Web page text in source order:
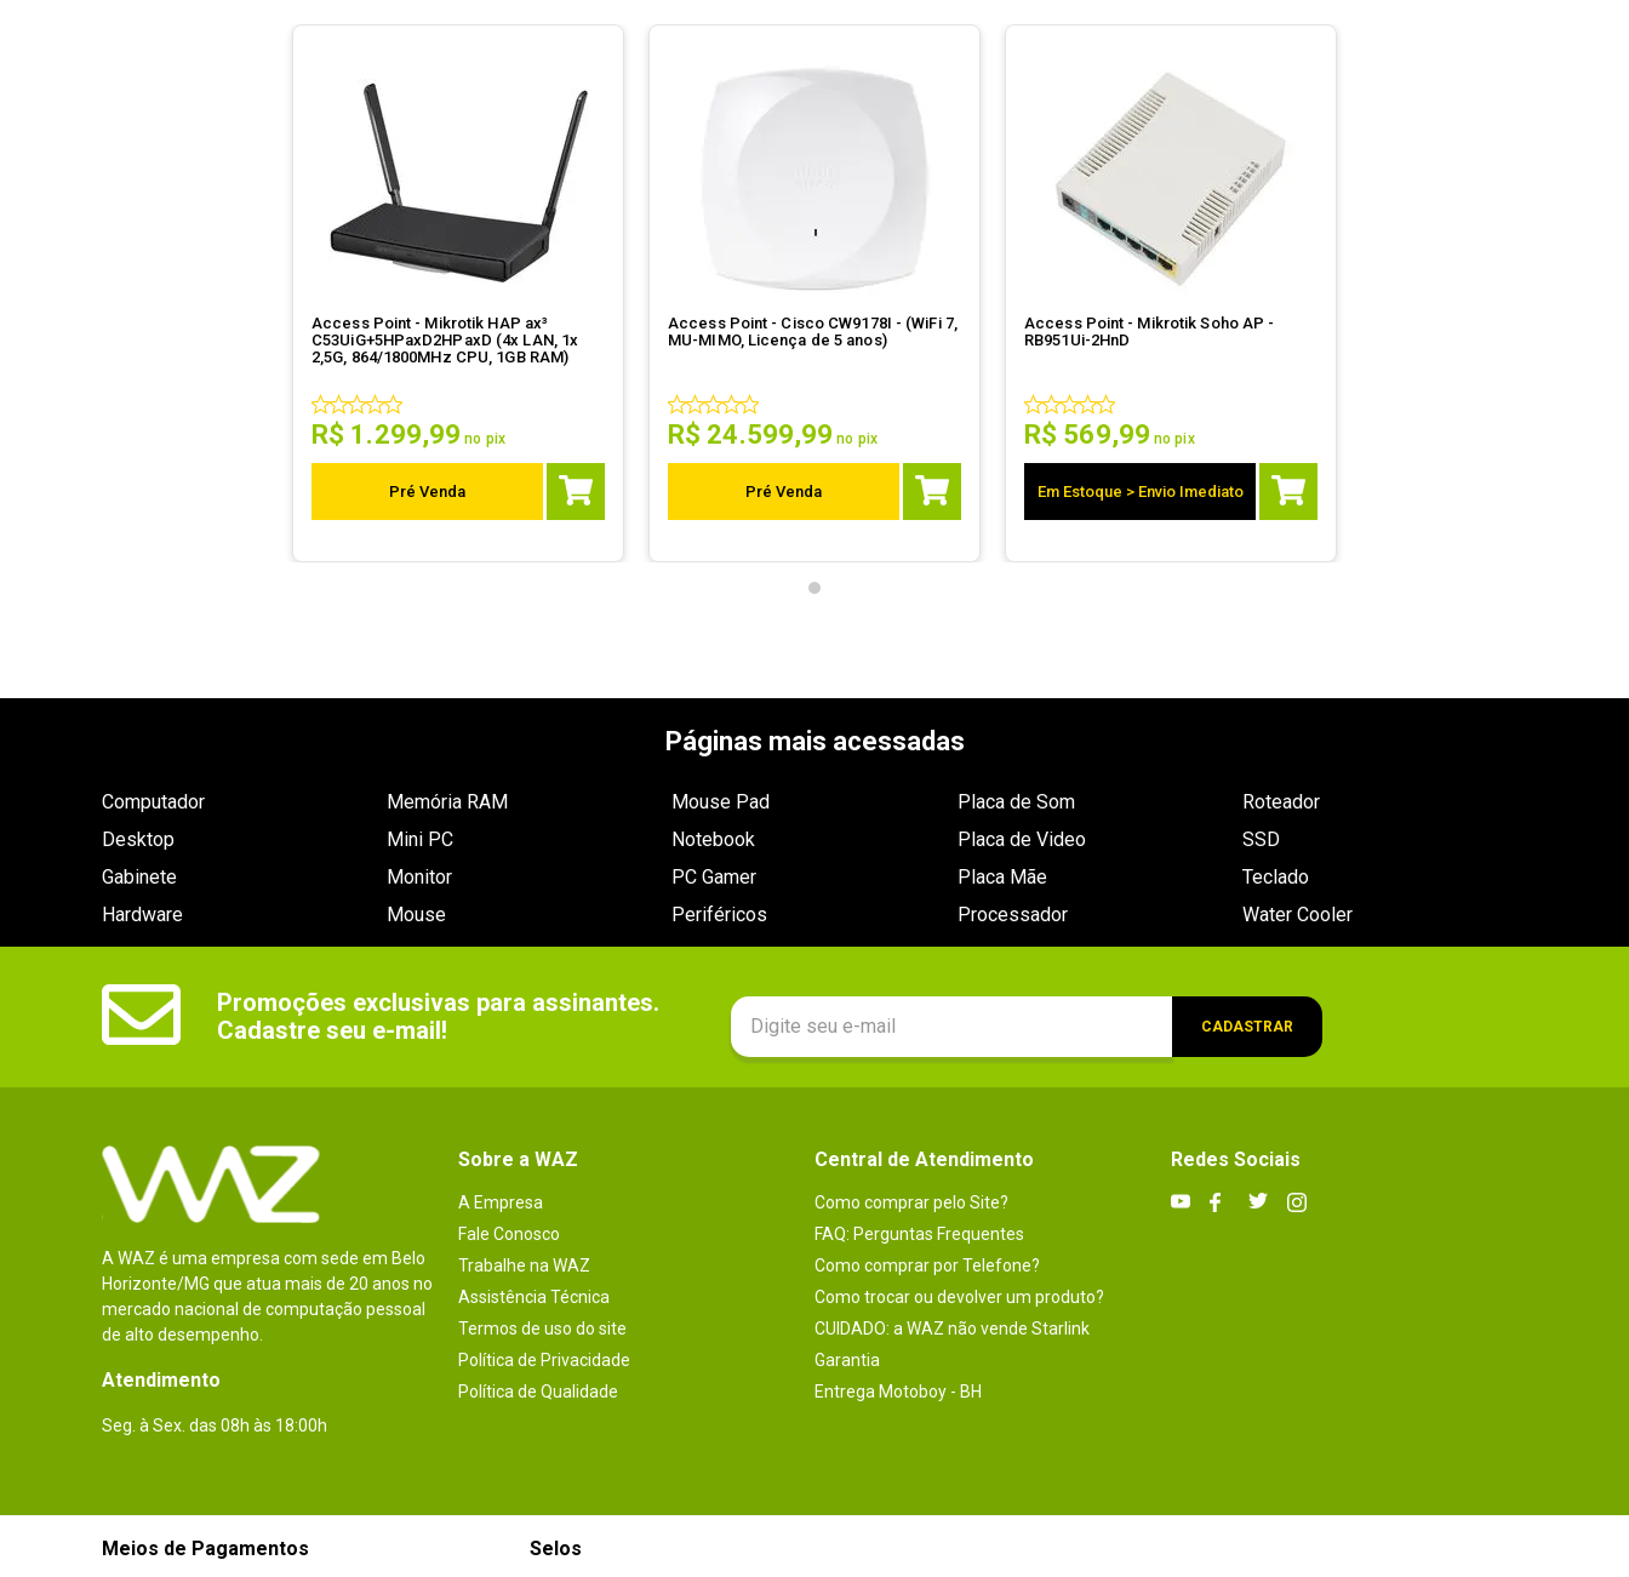
Access Point - Mikrotik HAP ax³
C53UiG+5HPaxD2HPaxD (4x LAN, 1x
2,5G, 864/1800MHz CPU, 1GB RAM)
R$ 1 .299,99 no pix
Pré Venda
Access Point - Cisco CW9178I - (WiFi 7,
MU-MIMO, Licença de 5 anos)
R$ 24.599,99 no pix
Pré Venda
Access Point - Mikrotik Soho AP -
RB951Ui-2HnD
R$ 569,99 no pix
Em Estoque > Envio Imediato
Páginas mais acessadas
Computador
Desktop
Gabinete
Hardware
Memória RAM
Mini PC
Monitor
Mouse
Mouse Pad
Notebook
PC Gamer
Periféricos
Placa de Som
Placa de Video
Placa Mãe
Processador
Roteador
SSD
Teclado
Water Cooler
Promoções exclusivas para assinantes.
Cadastre seu e-mail!
CADASTRAR
A WAZ é uma empresa com sede em Belo
Horizonte/MG que atua mais de 20 anos no
mercado nacional de computação pessoal
de alto desempenho.
Atendimento
Seg. à Sex. das 08h às 18:00h
Sobre a WAZ
A Empresa
Fale Conosco
Trabalhe na WAZ
Assistência Técnica
Termos de uso do site
Política de Privacidade
Política de Qualidade
Central de Atendimento
Como comprar pelo Site?
FAQ: Perguntas Frequentes
Como comprar por Telefone?
Como trocar ou devolver um produto?
CUIDADO: a WAZ não vende Starlink
Garantia
Entrega Motoboy - BH
Redes Sociais
Meios de Pagamentos Selos